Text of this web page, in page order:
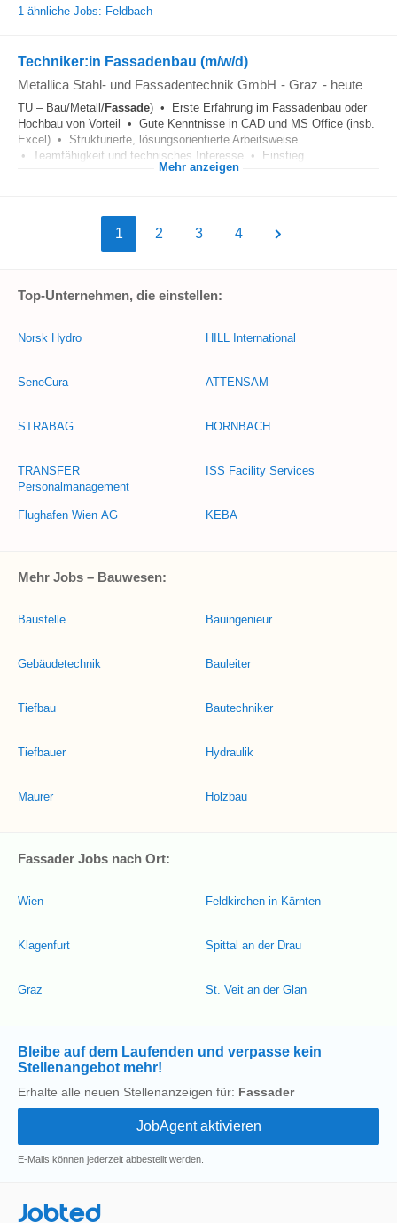
1 ähnliche Jobs: Feldbach
Techniker:in Fassadenbau (m/w/d)
Metallica Stahl- und Fassadentechnik GmbH - Graz - heute
TU – Bau/Metall/Fassade) • Erste Erfahrung im Fassadenbau oder
Hochbau von Vorteil • Gute Kenntnisse in CAD und MS Office (insb.
Excel) • Strukturierte, lösungsorientierte Arbeitsweise
• Teamfähigkeit und technisches Interesse • Einstieg...
Mehr anzeigen
1 2 3 4
Top-Unternehmen, die einstellen:
Norsk Hydro
SeneCura
STRABAG
TRANSFER
Personalmanagement
Flughafen Wien AG
HILL International
ATTENSAM
HORNBACH
ISS Facility Services
KEBA
Mehr Jobs – Bauwesen:
Baustelle
Gebäudetechnik
Tiefbau
Tiefbauer
Maurer
Bauingenieur
Bauleiter
Bautechniker
Hydraulik
Holzbau
Fassader Jobs nach Ort:
Wien
Klagenfurt
Graz
Feldkirchen in Kärnten
Spittal an der Drau
St. Veit an der Glan
Bleibe auf dem Laufenden und verpasse kein
Stellenangebot mehr!
Erhalte alle neuen Stellenanzeigen für: Fassader
E-Mails können jederzeit abbestellt werden.
Jobted